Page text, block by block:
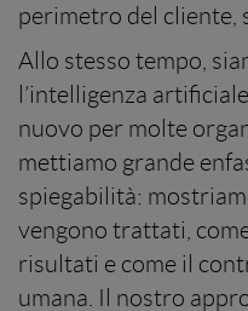
perimetro del cliente,
Allo stesso tempo,
l’intelligenza
nuovo per molte
mettiamo grande
spiegabilità:
vengono trattati,
risultati e come il
umana. Il nostro